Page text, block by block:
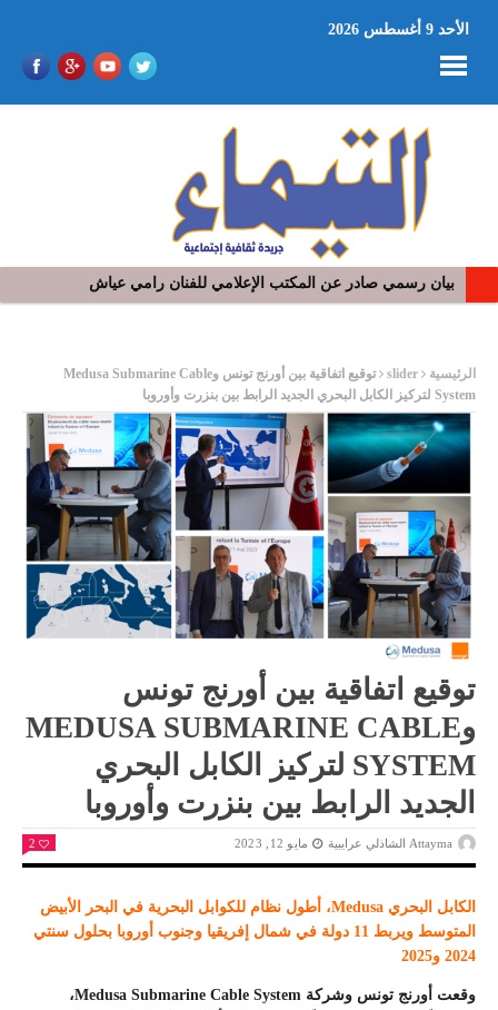
الأحد 9 أغسطس 2026
في افتتاح مهرجان بومخلوف الدولي: رؤوف ماهر يتالق و يشد الجمهور
الرئيسية slider
توقيع اتفاقية بين أورنج تونس وMedusa Submarine Cable
System لتركيز الكابل البحري الجديد الرابط بين بنزرت وأوروبا
توقيع اتفاقية بين أورنج تونس
وMEDUSA SUBMARINE CABLE
SYSTEM لتركيز الكابل البحري
الجديد الرابط بين بنزرت وأوروبا
Attayma الشاذلي عرايبية مايو 12, 2023 2
الكابل البحري Medusa، أطول نظام للكوابل البحرية في البحر الأبيض
المتوسط ويربط 11 دولة في شمال إفريقيا وجنوب أوروبا بحلول سنتي
2024 و2025
وقعت أورنج تونس وشركة Medusa Submarine Cable System،